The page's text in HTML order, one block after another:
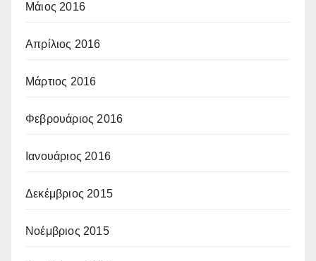
Μάιος 2016
Απρίλιος 2016
Μάρτιος 2016
Φεβρουάριος 2016
Ιανουάριος 2016
Δεκέμβριος 2015
Νοέμβριος 2015